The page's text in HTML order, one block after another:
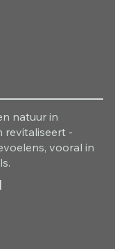
natuur in
revitaliseert -
vooral in